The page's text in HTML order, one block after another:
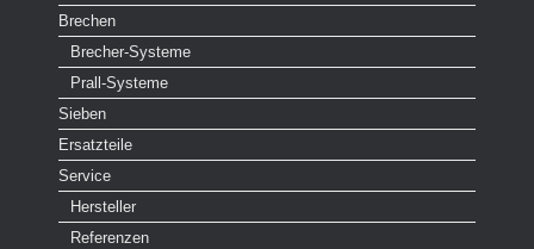
Brechen
Brecher-Systeme
Prall-Systeme
Sieben
Ersatzteile
Service
Hersteller
Referenzen